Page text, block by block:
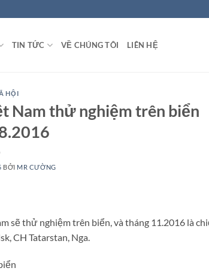
TIN TỨC VỀ CHÚNG TÔI LIÊN HỆ
HỘI
Nam thử nghiệm trên biển
BỞI MR CƯỜNG
sẽ thử nghiệm trên biển, và tháng 11.2016 là
CH Tatarstan, Nga.